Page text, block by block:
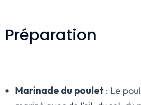
Préparation
Marinade du poulet : Le